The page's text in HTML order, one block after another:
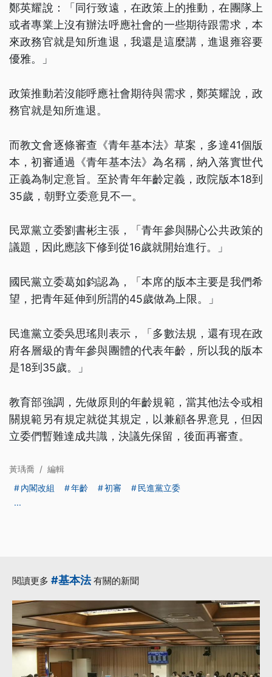
鄭英耀說：「同行致遠，在政策上的推動，在團隊上
或者專業上沒有辦法呼應社會的一些期待跟需求，本
來政務官就是知所進退，我還是這麼講，進退雍容要
優雅。」
政策推動若沒能呼應社會期待與需求，鄭英耀說，政
務官就是知所進退。
而教文會逐條審查《青年基本法》草案，多達41個版
本，初審通過《青年基本法》為名稱，納入落實世代
正義為制定意旨。至於青年年齡定義，政院版本18到
35歲，朝野立委意見不一。
民眾黨立委劉書彬主張，「青年參與關心公共政策的
議題，因此應該下修到從16歲就開始進行。」
國民黨立委葛如鈞認為，「本席的版本主要是我們希
望，把青年延伸到所謂的45歲做為上限。」
民進黨立委吳思瑤則表示，「多數法規，還有現在政
府各層級的青年參與團體的代表年齡，所以我的版本
是18到35歲。」
教育部強調，先做原則的年齡規範，當其他法令或相
關規範另有規定就從其規定，以兼顧各界意見，但因
立委們暫難達成共識，決議先保留，後面再審查。
黃瑀喬 / 編輯
內閣改組
年齡 初審
民進黨立委
...
閱讀更多 #基本法有關的新聞